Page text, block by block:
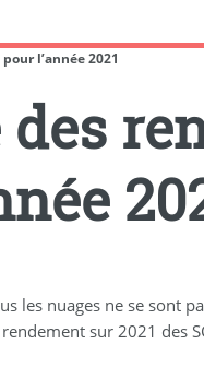
l’année 2021
des
les nuages ne se sont
sur 2021 des